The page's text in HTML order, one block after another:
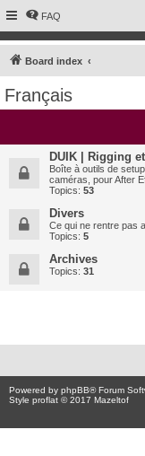
FAQ
Board index
Français
DUIK | Rigging
Boîte à outils de
caméras, pour After
Topics: 53
Divers
Ce qui ne rentre pas
Topics: 5
Archives
Topics: 31
Powered by phpBB® Forum
Style proflat © 2017 Mazeltof